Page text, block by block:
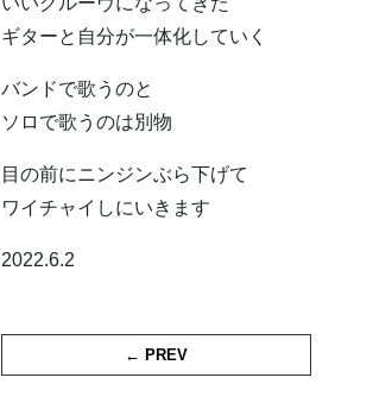
ギターと自分が一体化していく
バンドで歌うのと
ソロで歌うのは別物
目の前にニンジンぶら下げて
ワイチャイしにいきます
2022.6.2
← PREV